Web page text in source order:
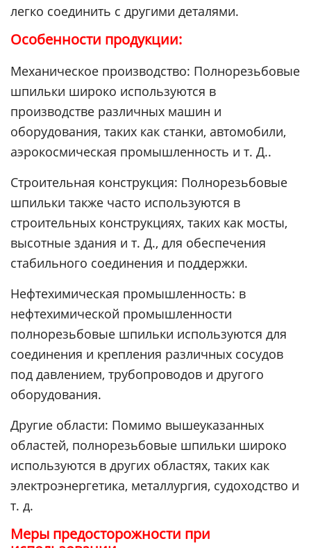
легко соединить с другими деталями.
Особенности продукции:
Механическое производство: Полнорезьбовые
шпильки широко используются в
производстве различных машин и
оборудования, таких как станки, автомобили,
аэрокосмическая промышленность и т. Д..
Строительная конструкция: Полнорезьбовые
шпильки также часто используются в
строительных конструкциях, таких как мосты,
высотные здания и т. Д., для обеспечения
стабильного соединения и поддержки.
Нефтехимическая промышленность: в
нефтехимической промышленности
полнорезьбовые шпильки используются для
соединения и крепления различных сосудов
под давлением, трубопроводов и другого
оборудования.
Другие области: Помимо вышеуказанных
областей, полнорезьбовые шпильки широко
используются в других областях, таких как
электроэнергетика, металлургия, судоходство и
т. д.
Меры предосторожности при